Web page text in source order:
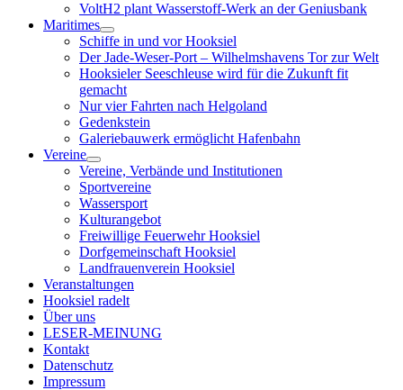
VoltH2 plant Wasserstoff-Werk an der Geniusbank
Maritimes
Menü
öffnen
Schiffe in und vor Hooksiel
Der Jade-Weser-Port – Wilhelmshavens Tor zur Welt
Hooksieler Seeschleuse wird für die Zukunft fit
gemacht
Nur vier Fahrten nach Helgoland
Gedenkstein
Galeriebauwerk ermöglicht Hafenbahn
Vereine
Menü
öffnen
Vereine, Verbände und Institutionen
Sportvereine
Wassersport
Kulturangebot
Freiwillige Feuerwehr Hooksiel
Dorfgemeinschaft Hooksiel
Landfrauenverein Hooksiel
Veranstaltungen
Hooksiel radelt
Über uns
LESER-MEINUNG
Kontakt
Datenschutz
Impressum